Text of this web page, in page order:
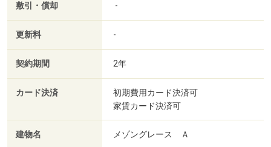
敷引・償却 -
更新料 -
契約期間 2年
カード決済
初期費用カード決済可
家賃カード決済可
建物名 メゾングレース Ａ